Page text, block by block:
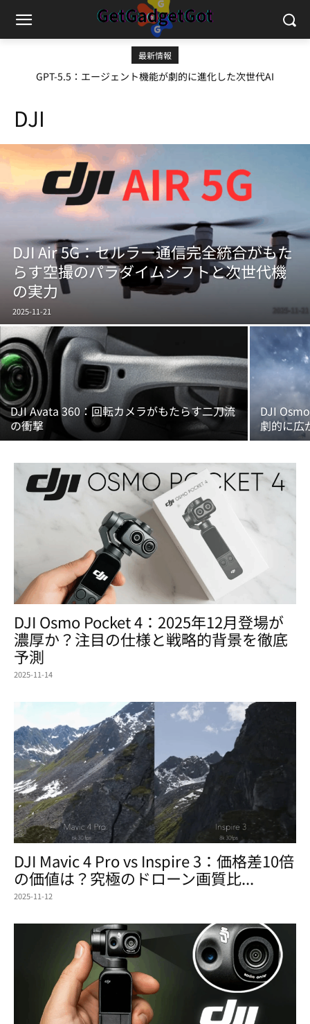
最新情報
GPT-5.5：エージェント機能が劇的に進化した次世代AI
DJI
DJI Air 5G：セルラー通信完全統合がもた
らす空撮のパラダイムシフトと次世代機
の実力
2025-11-21
DJI Avata 360：回転カメラがもたらす二刀流
の衝撃
DJI
劇的に広
DJI Osmo Pocket 4：2025年12月登場が
濃厚か？注目の仕様と戦略的背景を徹底
予測
2025-11-14
DJI Mavic 4 Pro vs Inspire 3：価格差10倍
の価値は？究極のドローン画質比...
2025-11-12